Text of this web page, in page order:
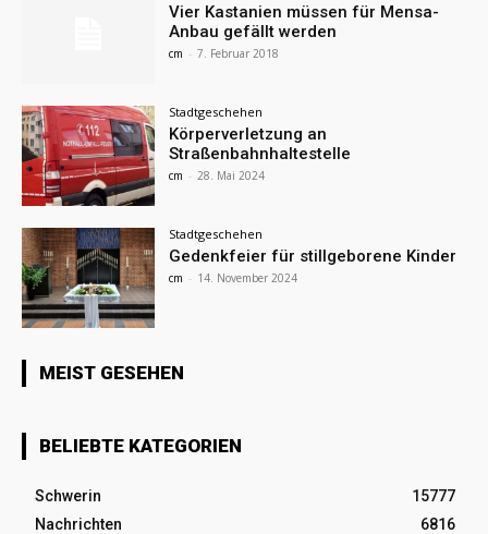
Vier Kastanien müssen für Mensa-
Anbau gefällt werden
cm - 7. Februar 2018
Stadtgeschehen
Körperverletzung an
Straßenbahnhaltestelle
cm - 28. Mai 2024
Stadtgeschehen
Gedenkfeier für stillgeborene Kinder
cm - 14. November 2024
MEIST GESEHEN
BELIEBTE KATEGORIEN
Schwerin
15777
Nachrichten
6816